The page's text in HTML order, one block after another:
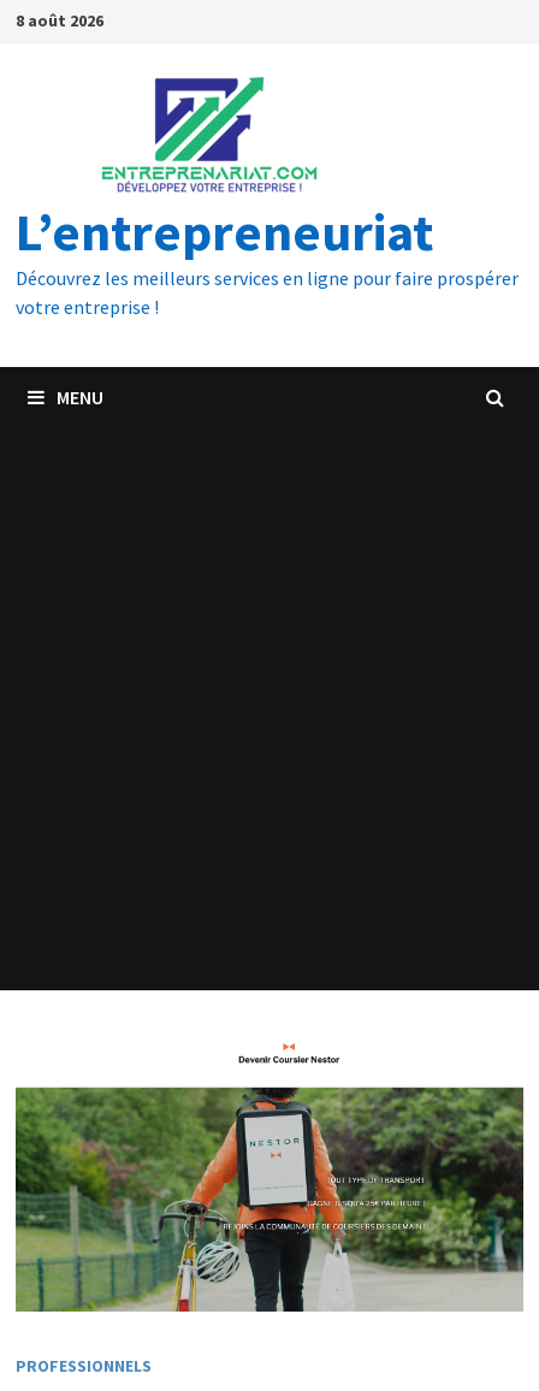
8 août 2026
L’entrepreneuriat
Découvrez les meilleurs services en ligne pour faire prospérer
votre entreprise !
MENU
PROFESSIONNELS